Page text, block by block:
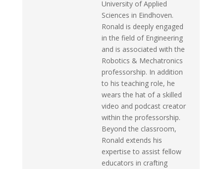
University of Applied
Sciences in Eindhoven.
Ronald is deeply engaged
in the field of Engineering
and is associated with the
Robotics & Mechatronics
professorship. In addition
to his teaching role, he
wears the hat of a skilled
video and podcast creator
within the professorship.
Beyond the classroom,
Ronald extends his
expertise to assist fellow
educators in crafting